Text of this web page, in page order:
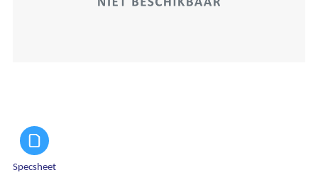
Specsheet